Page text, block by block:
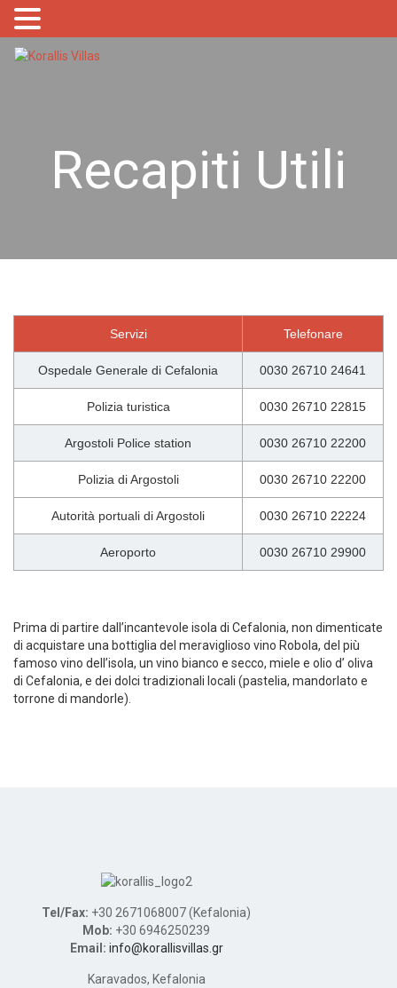
Recapiti Utili
Servizi Telefonare
Ospedale Generale di Cefalonia 0030 26710 24641
Polizia turistica 0030 26710 22815
Argostoli Police station 0030 26710 22200
Polizia di Argostoli 0030 26710 22200
Autorità portuali di Argostoli 0030 26710 22224
Aeroporto 0030 26710 29900
Prima di partire dall’incantevole isola di Cefalonia, non dimenticate
di acquistare una bottiglia del meraviglioso vino Robola, del più
famoso vino dell’isola, un vino bianco e secco, miele e olio d’ oliva
di Cefalonia, e dei dolci tradizionali locali (pastelia, mandorlato e
torrone di mandorle).
Tel/Fax: +30 2671068007 (Kefalonia)
Mob: +30 6946250239
Email: info@korallisvillas.gr
Karavados, Kefalonia